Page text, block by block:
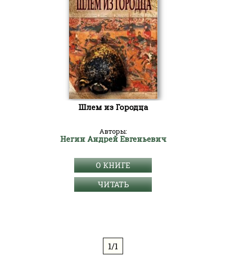
Шлем из Городца
Авторы:
Негин Андрей Евгеньевич
О КНИГЕ
ЧИТАТЬ
1/1